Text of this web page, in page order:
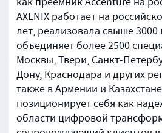
AXENIX работает на
лет, реализовала свыше 3000
объединяет более 2500
Москвы, Твери, Санкт-
Дону, Краснодара и других
также в Армении и
позиционирует себя как
области цифровой